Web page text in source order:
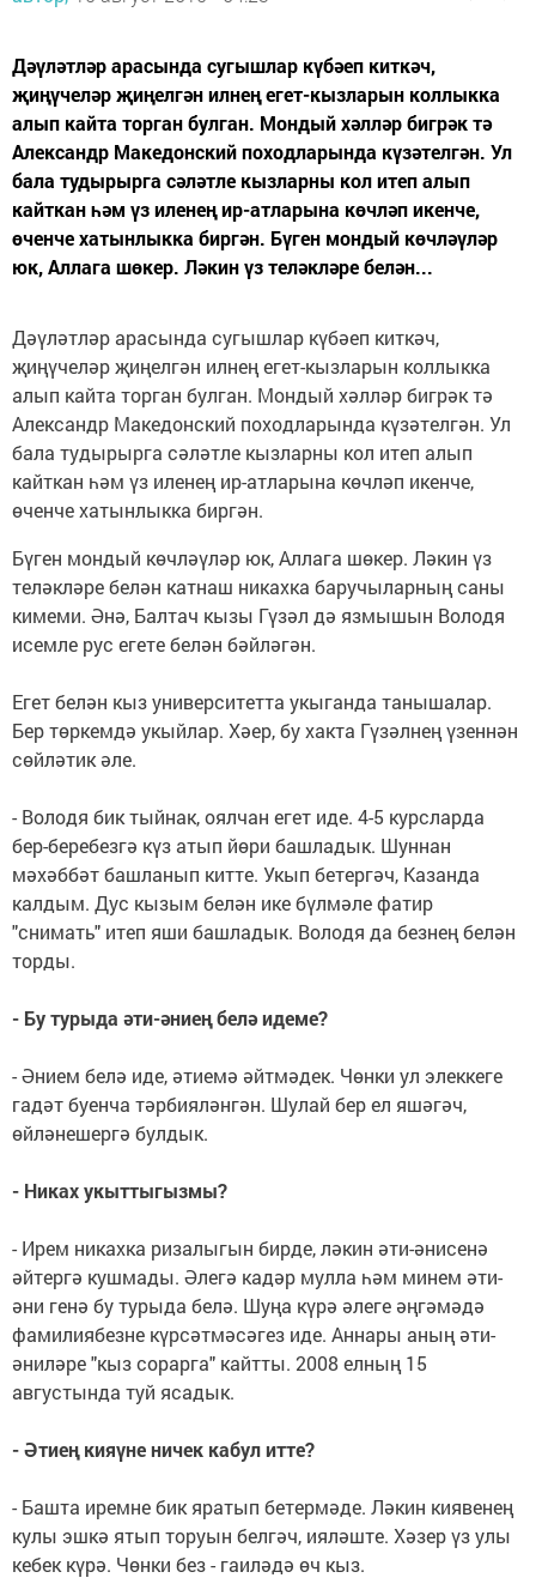
Дәүләтләр арасында сугышлар күбәеп киткәч,
җиңүчеләр җиңелгән илнең егет-кызларын коллыкка
алып кайта торган булган. Мондый хәлләр бигрәк тә
Александр Македонский походларында күзәтелгән. Ул
бала тудырырга сәләтле кызларны кол итеп алып
кайткан һәм үз иленең ир-атларына көчләп икенче,
өченче хатынлыкка биргән. Бүген мондый көчләүләр
юк, Аллага шөкер. Ләкин үз теләкләре белән...
Дәүләтләр арасында сугышлар күбәеп киткәч,
җиңүчеләр җиңелгән илнең егет-кызларын коллыкка
алып кайта торган булган. Мондый хәлләр бигрәк тә
Александр Македонский походларында күзәтелгән. Ул
бала тудырырга сәләтле кызларны кол итеп алып
кайткан һәм үз иленең ир-атларына көчләп икенче,
өченче хатынлыкка биргән.
Бүген мондый көчләүләр юк, Аллага шөкер. Ләкин үз
теләкләре белән катнаш никахка баручыларның саны
кимеми. Әнә, Балтач кызы Гүзәл дә язмышын Володя
исемле рус егете белән бәйләгән.
Егет белән кыз университетта укыганда танышалар.
Бер төркемдә укыйлар. Хәер, бу хакта Гүзәлнең үзеннән
сөйләтик әле.
- Володя бик тыйнак, оялчан егет иде. 4-5 курсларда
бер-беребезгә күз атып йөри башладык. Шуннан
мәхәббәт башланып китте. Укып бетергәч, Казанда
калдым. Дус кызым белән ике бүлмәле фатир
"снимать" итеп яши башладык. Володя да безнең белән
торды.
- Бу турыда әти-әниең белә идеме?
- Әнием белә иде, әтиемә әйтмәдек. Чөнки ул элеккеге
гадәт буенча тәрбияләнгән. Шулай бер ел яшәгәч,
өйләнешергә булдык.
- Никах укыттыгызмы?
- Ирем никахка ризалыгын бирде, ләкин әти-әнисенә
әйтергә кушмады. Әлегә кадәр мулла һәм минем әти-
әни генә бу турыда белә. Шуңа күрә әлеге әңгәмәдә
фамилиябезне күрсәтмәсәгез иде. Аннары аның әти-
әниләре "кыз сорарга" кайтты. 2008 елның 15
августында туй ясадык.
- Әтиең кияүне ничек кабул итте?
- Башта иремне бик яратып бетермәде. Ләкин киявенең
кулы эшкә ятып торуын белгәч, ияләште. Хәзер үз улы
кебек күрә. Чөнки без - гаиләдә өч кыз.